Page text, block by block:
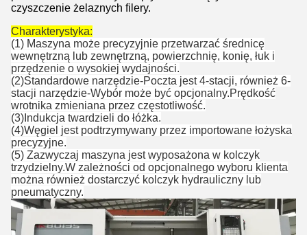
czyszczenie żelaznych filery.
Charakterystyka:
(1) Maszyna może precyzyjnie przetwarzać średnicę
wewnętrzną lub zewnętrzną, powierzchnię, konię, łuk i
przędzenie o wysokiej wydajności.
(2)Standardowe narzędzie-Poczta jest 4-stacji, również 6-
stacji narzędzie-Wybór może być opcjonalny.Prędkość
wrotnika zmieniana przez częstotliwość.
(3) Indukcja twardzieli do łóżka.
(4)Węgiel jest podtrzymywany przez importowane łożyska
precyzyjne.
(5) Zazwyczaj maszyna jest wyposażona w kolczyk
trzydzielny.W zależności od opcjonalnego wyboru klienta
można również dostarczyć kolczyk hydrauliczny lub
pneumatyczny.